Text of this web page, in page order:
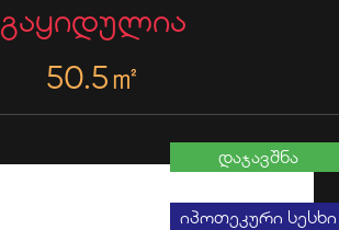
დაჯავშნა
იპოთეკური სესხი
გაყიდულია
50.5㎡